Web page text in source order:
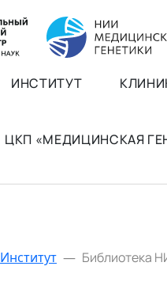
ИНСТИТУТ
ЦКП «МЕДИЦИНСКАЯ
Институт — Библиотека